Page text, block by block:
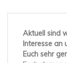
Aktuell sind
Interesse an
Euch sehr